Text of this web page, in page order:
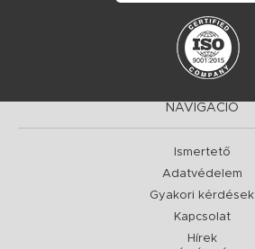
NAVIGÁCIÓ
Ismertető
Adatvédelem
Gyakori kérdések
Kapcsolat
Hírek